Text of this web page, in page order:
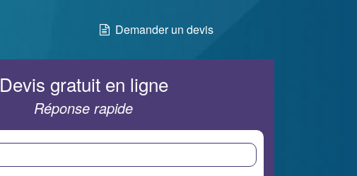
Demander un devis
Devis gratuit en ligne
Réponse rapide